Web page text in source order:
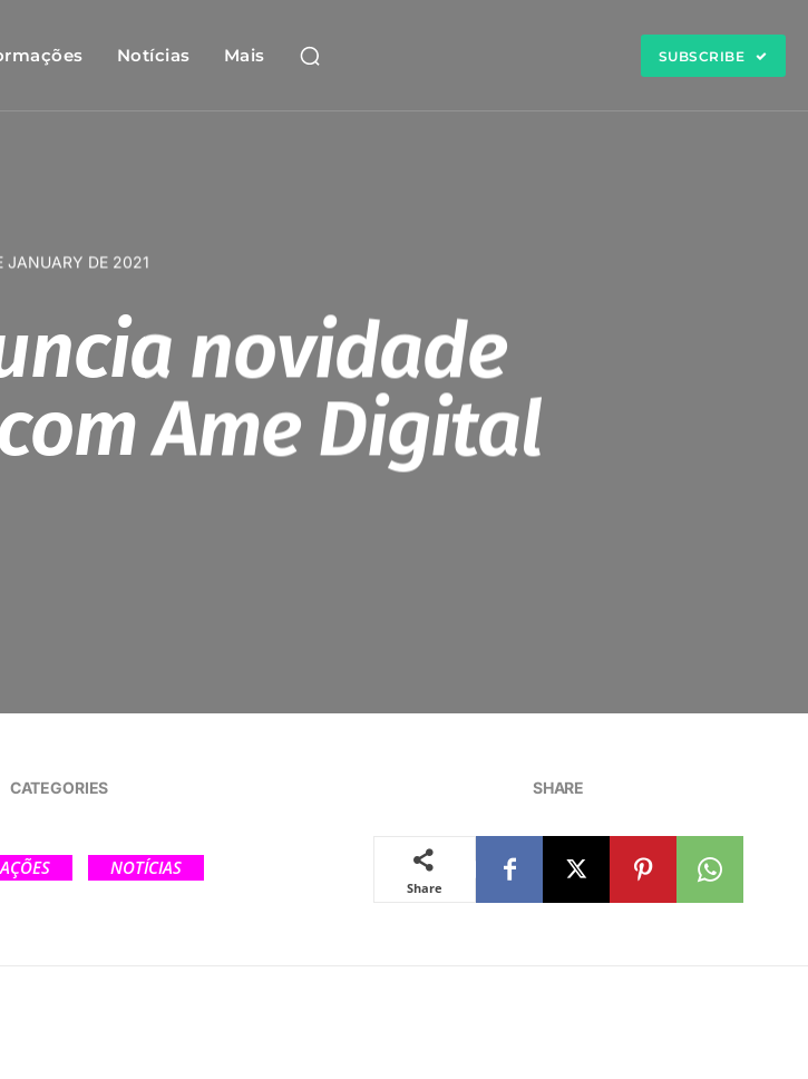
Notícias Mais SUBSCRIBE
JANUARY DE 2021
novidade
Ame Digital
CATEGORIES
NOTÍCIAS
SHARE
Share